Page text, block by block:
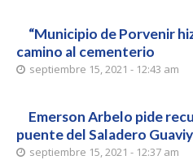
“Municipio de Porvenir
camino al cementerio
septiembre 15, 2021 - 12:43 am
Emerson Arbelo pide
puente del Saladero
septiembre 15, 2021 - 12:37 am